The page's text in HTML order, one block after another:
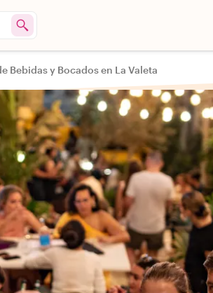
Bebidas y Bocados en La Valeta